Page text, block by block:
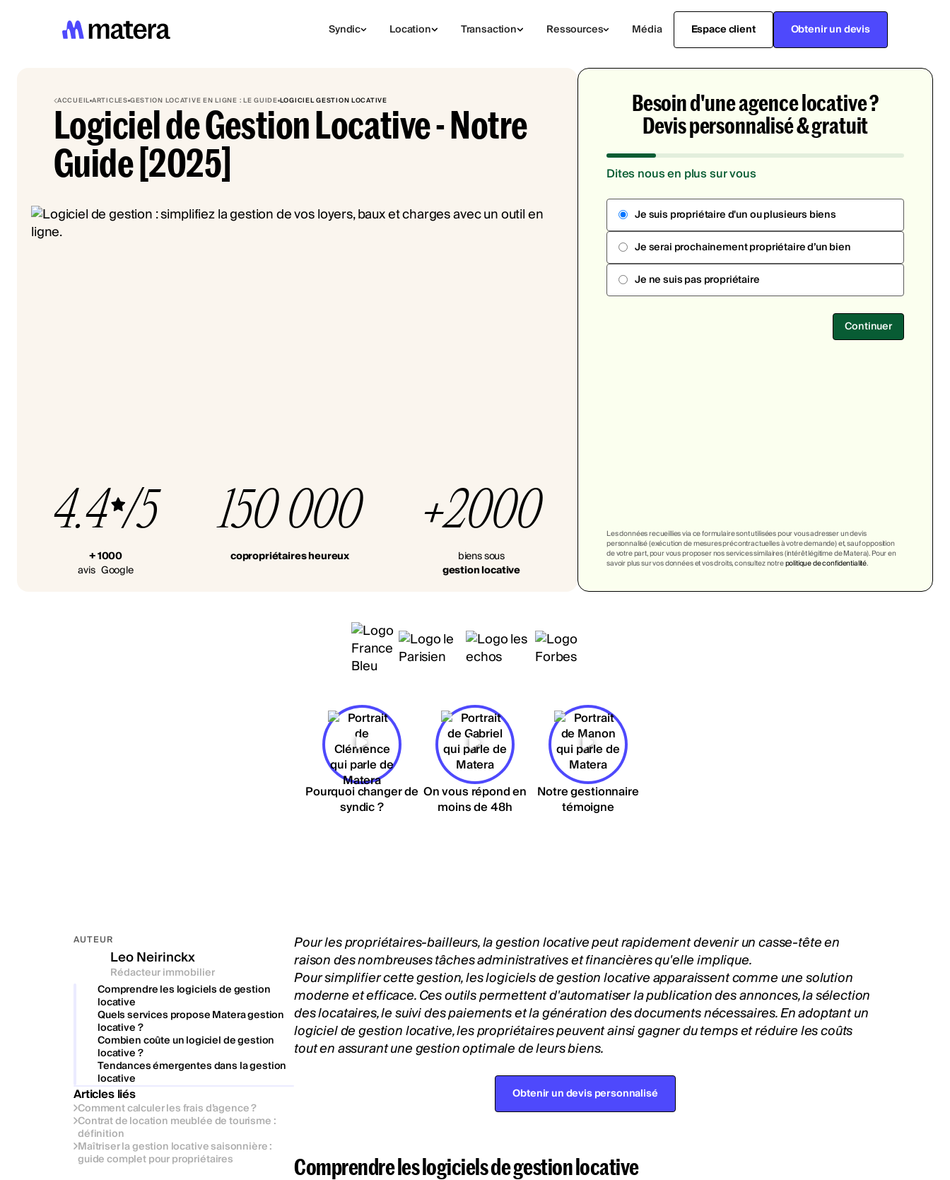
Syndic Location Transaction Ressources Média Espace client Obtenir un devis
ACCUEILARTICLES GESTION LOCATIVE EN LIGNE : LE GUIDE LOGICIEL GESTION LOCATIVE
Logiciel de Gestion Locative - Notre
Guide [2025]
4.4 /5
+ 1000
avis Google
150 000
copropriétaires heureux
+2000
biens sous
gestion locative
Besoin d'une agence locative ?
Devis personnalisé & gratuit
Dites nous en plus sur vous
Je suis propriétaire d'un ou plusieurs biens
Je serai prochainement propriétaire d’un bien
Je ne suis pas propriétaire
Continuer
Les données recueillies via ce formulaire sont utilisées pour vous adresser un devis
personnalisé (exécution de mesures précontractuelles à votre demande) et, sauf opposition
de votre part, pour vous proposer nos services similaires (intérêt légitime de Matera). Pour en
savoir plus sur vos données et vos droits, consultez notrepolitique de confidentialité.
Pourquoi changer de
syndic ?
On vous répond en
moins de 48h
Notre gestionnaire
témoigne
AUTEUR
Leo Neirinckx
Rédacteur immobilier
Comprendre les logiciels de gestion
locative
Quels services propose Matera gestion
locative ?
Combien coûte un logiciel de gestion
locative ?
Tendances émergentes dans la gestion
locative
Articles liés
Comment calculer les frais d’agence ?
Contrat de location meublée de tourisme :
définition
Maîtriser la gestion locative saisonnière :
guide complet pour propriétaires
Pour les propriétaires-bailleurs, lagestion locativepeut rapidement devenir un casse-tête en
raison des nombreuses tâches administratives et financières qu'elle implique.
Pour simplifier cette gestion, les logiciels de gestion locative apparaissent comme une solution
moderne et efficace. Ces outils permettent d'automatiser la publication des annonces, la sélection
des locataires, le suivi des paiements et la génération des documents nécessaires. En adoptant un
logiciel de gestion locative, les propriétaires peuvent ainsi gagner du temps et réduire les coûts
tout en assurant une gestion optimale de leurs biens.
Obtenir un devis personnalisé
Comprendre les logiciels de gestion locative